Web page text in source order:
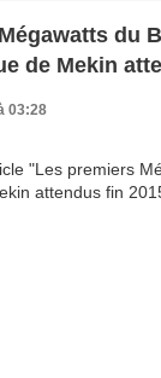
du
de Mekin
03:28